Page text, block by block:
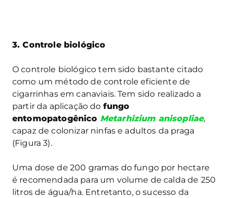
3. Controle biológico
O controle biológico tem sido bastante citado
como um método de controle eficiente de
cigarrinhas em canaviais. Tem sido realizado a
partir da aplicação do fungo
entomopatogênico Metarhizium anisopliae,
capaz de colonizar ninfas e adultos da praga
(Figura 3).
Uma dose de 200 gramas do fungo por hectare
é recomendada para um volume de calda de 250
litros de água/ha. Entretanto, o sucesso da